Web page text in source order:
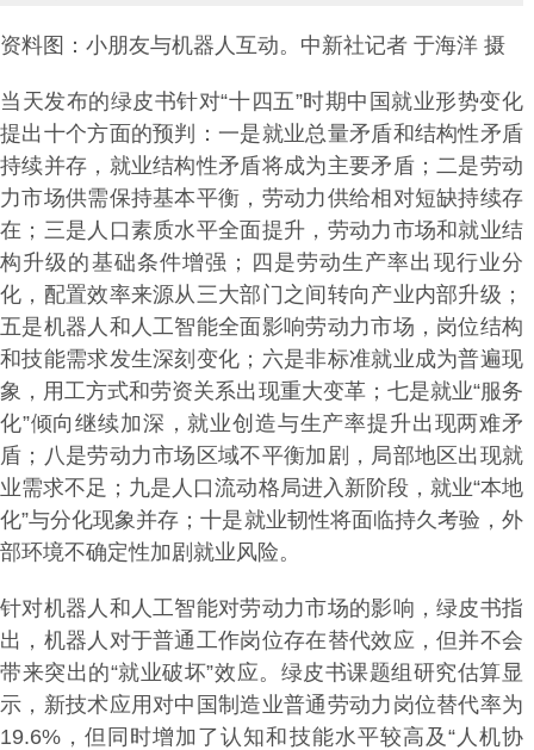
资料图：小朋友与机器人互动。中新社记者 于海洋 摄
当天发布的绿皮书针对“十四五”时期中国就业形势变化
提出十个方面的预判：一是就业总量矛盾和结构性矛盾
持续并存，就业结构性矛盾将成为主要矛盾；二是劳动
力市场供需保持基本平衡，劳动力供给相对短缺持续存
在；三是人口素质水平全面提升，劳动力市场和就业结
构升级的基础条件增强；四是劳动生产率出现行业分
化，配置效率来源从三大部门之间转向产业内部升级；
五是机器人和人工智能全面影响劳动力市场，岗位结构
和技能需求发生深刻变化；六是非标准就业成为普遍现
象，用工方式和劳资关系出现重大变革；七是就业“服务
化”倾向继续加深，就业创造与生产率提升出现两难矛
盾；八是劳动力市场区域不平衡加剧，局部地区出现就
业需求不足；九是人口流动格局进入新阶段，就业“本地
化”与分化现象并存；十是就业韧性将面临持久考验，外
部环境不确定性加剧就业风险。
针对机器人和人工智能对劳动力市场的影响，绿皮书指
出，机器人对于普通工作岗位存在替代效应，但并不会
带来突出的“就业破坏”效应。绿皮书课题组研究估算显
示，新技术应用对中国制造业普通劳动力岗位替代率为
19.6%，但同时增加了认知和技能水平较高及“人机协